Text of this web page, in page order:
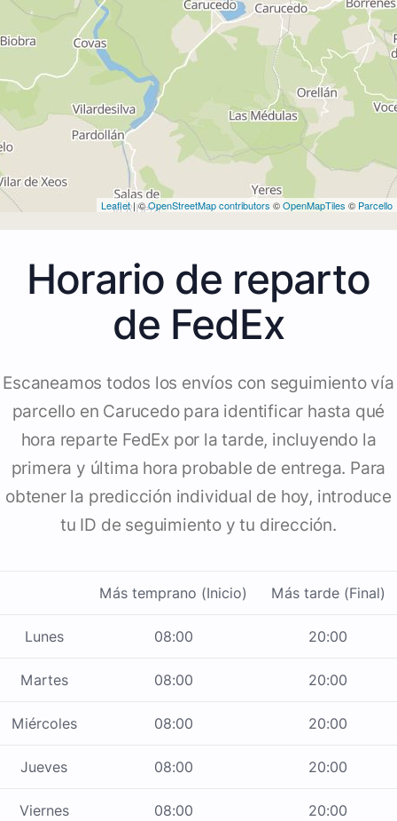
Leaflet| ©OpenStreetMap contributors ©OpenMapTiles © Parcello
Horario de reparto
de FedEx
Escaneamos todos los envíos con seguimiento vía
parcello en Carucedo para identificar hasta qué
hora reparte FedEx por la tarde, incluyendo la
primera y última hora probable de entrega. Para
obtener la predicción individual de hoy, introduce
tu ID de seguimiento y tu dirección.
Más temprano (Inicio) Más tarde (Final)
Lunes 08:00 20:00
Martes 08:00 20:00
Miércoles 08:00 20:00
Jueves 08:00 20:00
Viernes 08:00 20:00